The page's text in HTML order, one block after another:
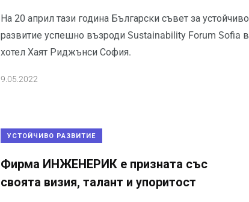
На 20 април тази година Български съвет за устойчиво
развитие успешно възроди Sustainability Forum Sofia в
хотел Хаят Риджънси София.
9.05.2022
УСТОЙЧИВО РАЗВИТИЕ
Фирма ИНЖЕНЕРИК е призната със
своята визия, талант и упоритост